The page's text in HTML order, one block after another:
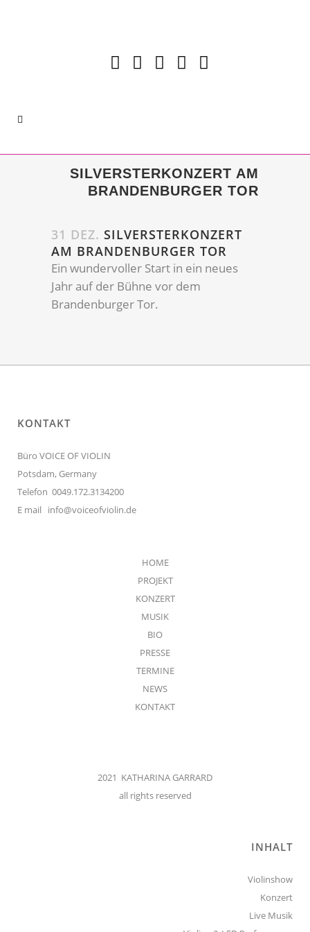
SILVERSTERKONZERT AM
BRANDENBURGER TOR
31 DEZ. SILVERSTERKONZERT
AM BRANDENBURGER TOR
Ein wundervoller Start in ein neues
Jahr auf der Bühne vor dem
Brandenburger Tor.
KONTAKT
Büro VOICE OF VIOLIN
Potsdam, Germany
Telefon 0049.172.3134200
E mail info@voiceofviolin.de
HOME
PROJEKT
KONZERT
MUSIK
BIO
PRESSE
TERMINE
NEWS
KONTAKT
2021 KATHARINA GARRARD
all rights reserved
INHALT
Violinshow
Konzert
Live Musik